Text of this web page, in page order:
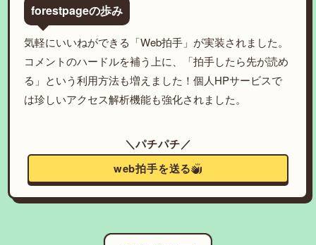
forestpageの歩み
気軽にいいねができる「Web拍手」が実装されました。
コメントのハードルを補う上に、「拍手したら先が読め
る」という利用方法も増えました！個人HPサービスで
は珍しいアクセス解析機能も強化されました。
＼パチパチ／
web拍手を送る